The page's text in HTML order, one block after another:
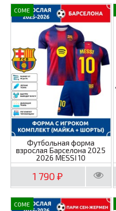
COME
Футбольная форма
взрослая Барселона 2025
2026 MESSI 10
1 790₽
COME